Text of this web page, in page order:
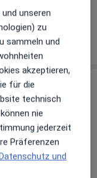
unseren
zu
sammeln und
akzeptieren,
für die
technisch
nie
jederzeit
Präferenzen
und